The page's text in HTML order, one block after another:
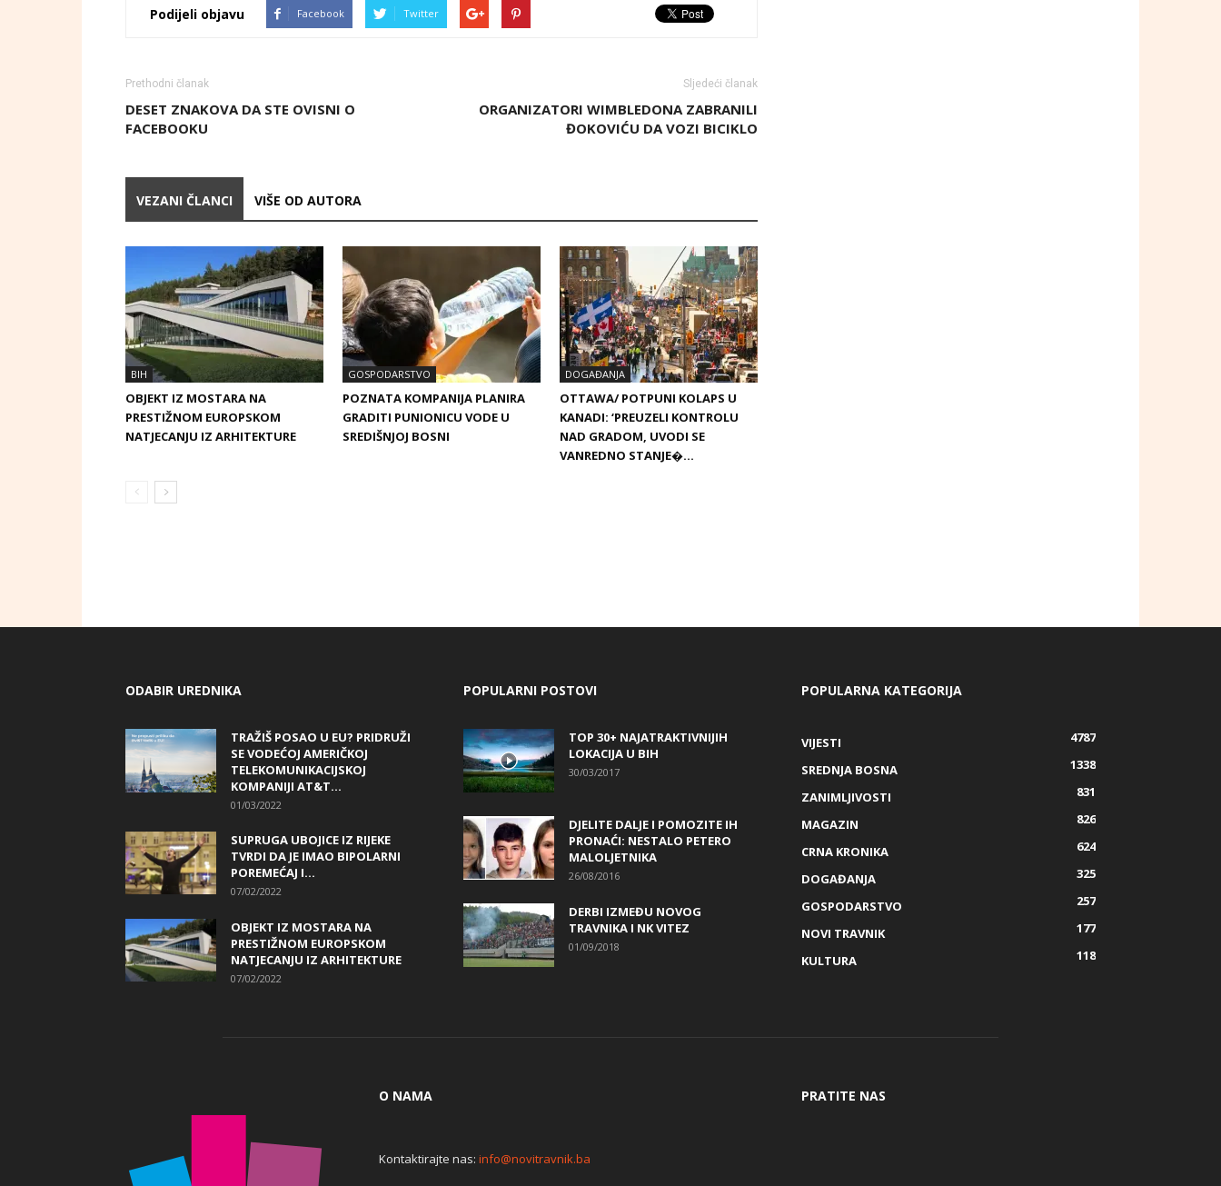
Podijeli objavu Facebook Twitter
Prethodni članak
DESET ZNAKOVA DA STE OVISNI O
FACEBOOKU
Sljedeći članak
ORGANIZATORI WIMBLEDONA ZABRANILI
ĐOKOVIĆU DA VOZI BICIKLO
VEZANI ČLANCI VIŠE OD AUTORA
BIH
OBJEKT IZ MOSTARA NA
PRESTIŽNOM EUROPSKOM
NATJECANJU IZ ARHITEKTURE
GOSPODARSTVO
POZNATA KOMPANIJA PLANIRA
GRADITI PUNIONICU VODE U
SREDIŠNJOJ BOSNI
DOGAĐANJA
OTTAWA/ POTPUNI KOLAPS U
KANADI: ‘PREUZELI KONTROLU
NAD GRADOM, UVODI SE
VANREDNO STANJE�…
ODABIR UREDNIKA
TRAŽIŠ POSAO U EU? PRIDRUŽI
SE VODEĆOJ AMERIČKOJ
TELEKOMUNIKACIJSKOJ
KOMPANIJI AT&T...
01/03/2022
SUPRUGA UBOJICE IZ RIJEKE
TVRDI DA JE IMAO BIPOLARNI
POREMEĆAJ I...
07/02/2022
OBJEKT IZ MOSTARA NA
PRESTIŽNOM EUROPSKOM
NATJECANJU IZ ARHITEKTURE
07/02/2022
POPULARNI POSTOVI
TOP 30+ NAJATRAKTIVNIJIH
LOKACIJA U BIH
30/03/2017
DJELITE DALJE I POMOZITE IH
PRONAĆI: NESTALO PETERO
MALOLJETNIKA
26/08/2016
DERBI IZMEĐU NOVOG
TRAVNIKA I NK VITEZ
01/09/2018
POPULARNA KATEGORIJA
VIJESTI
4787
SREDNJA BOSNA
1338
ZANIMLJIVOSTI
831
MAGAZIN
826
CRNA KRONIKA
624
DOGAĐANJA
325
GOSPODARSTVO
257
NOVI TRAVNIK
177
KULTURA
118
O NAMA
Kontaktirajte nas: info@novitravnik.ba
PRATITE NAS